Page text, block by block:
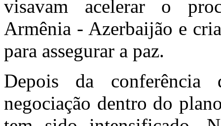
visavam acelerar o
Armênia - Azerbaijão e
para assegurar a paz.
Depois da conferência
negociação dentro do